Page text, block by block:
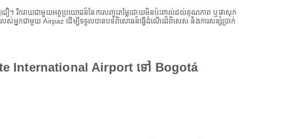
ជឿ។ រីករាយជាមួយអត្ថប្រយោជន៍នៃការបញ្ចុះតម្លៃដោយមិនប៉ះពាល់ដល់គុណភាព ឬផាសុក
ស់អ្នកជាមួយ Airpaz ដើម្បីទទួលបានបទពិសោធន៍ធ្វើដំណើរដ៏ពិសេស និងការសន្សំប្រាក់
International Airport ទៅ Bogotá